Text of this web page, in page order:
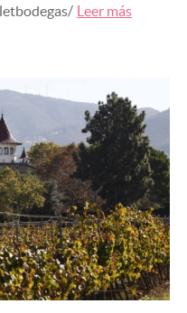
Leer más